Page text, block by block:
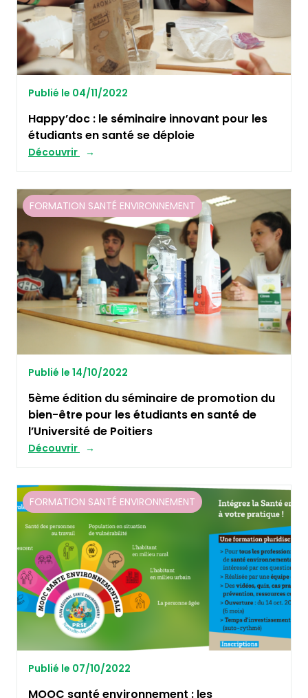
Publié le 04/11/2022
Happy’doc : le séminaire innovant pour les
étudiants en santé se déploie
Découvrir
FORMATION SANTÉ ENVIRONNEMENT
Publié le 14/10/2022
5ème édition du séminaire de promotion du
bien-être pour les étudiants en santé de
l’Université de Poitiers
Découvrir
FORMATION SANTÉ ENVIRONNEMENT
Publié le 07/10/2022
MOOC santé environnement : les